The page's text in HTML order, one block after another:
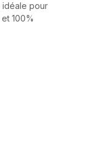
idéale pour
100%